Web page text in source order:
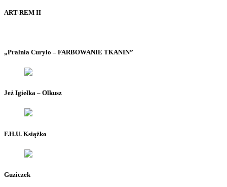
ART-REM II
„Pralnia Curyło – FARBOWANIE TKANIN”
Jeż Igiełka – Olkusz
F.H.U. Książko
Guziczek